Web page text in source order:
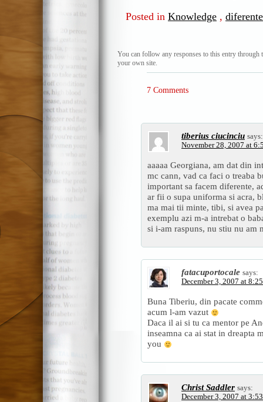
Posted in Knowledge , diferente
You can follow any responses to this entry through
your own site.
7 Comments
tiberius ciucinciu says:
November 28, 2007 at
aaaaa Georgiana, am dat din
mc cann, vad ca faci o treaba
important sa facem diferente,
ar fii o supa uniforma si acra,
ma mai tii minte, tibi, si avea
exemplu azi m-a intrebat o
si i-am raspuns, nu stiu nu am
fatacuportocale says:
December 3, 2007 at
Buna Tiberiu, din pacate
acum l-am vazut
Daca il ai si tu ca mentor pe
inseamna ca ai stat in dreapta
you
Christ Saddler says:
December 3, 2007 at